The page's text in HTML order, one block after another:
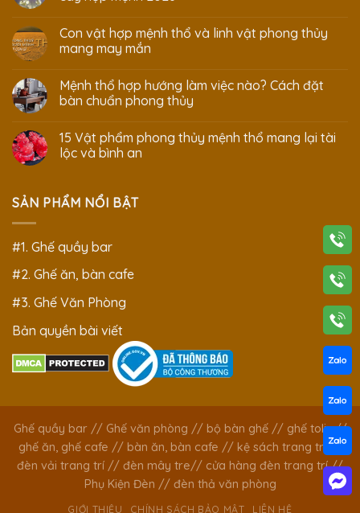
Con vật hợp mệnh thổ và linh vật phong thủy
mang may mắn
Mệnh thổ hợp hướng làm việc nào? Cách đặt
bàn chuẩn phong thủy
15 Vật phẩm phong thủy mệnh thổ mang lại tài
lộc và bình an
SẢN PHẨM NỔI BẬT
#1. Ghế quầy bar
#2. Ghế ăn, bàn cafe
#3. Ghế Văn Phòng
Bản quyền bài viết
Ghế quầy bar// Ghế văn phòng // bộ bàn ghế// ghế tolix//
ghế ăn, ghế cafe // bàn ăn, bàn cafe // kệ sách trang trí //
đèn vải trang trí // đèn mây tre// cửa hàng đèn trang trí//
Phụ Kiện Đèn // đèn thả văn phòng
GIỚI THIỆU CHÍNH SÁCH BẢO MẬT LIÊN HỆ